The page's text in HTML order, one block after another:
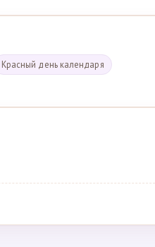
Красный день календаря